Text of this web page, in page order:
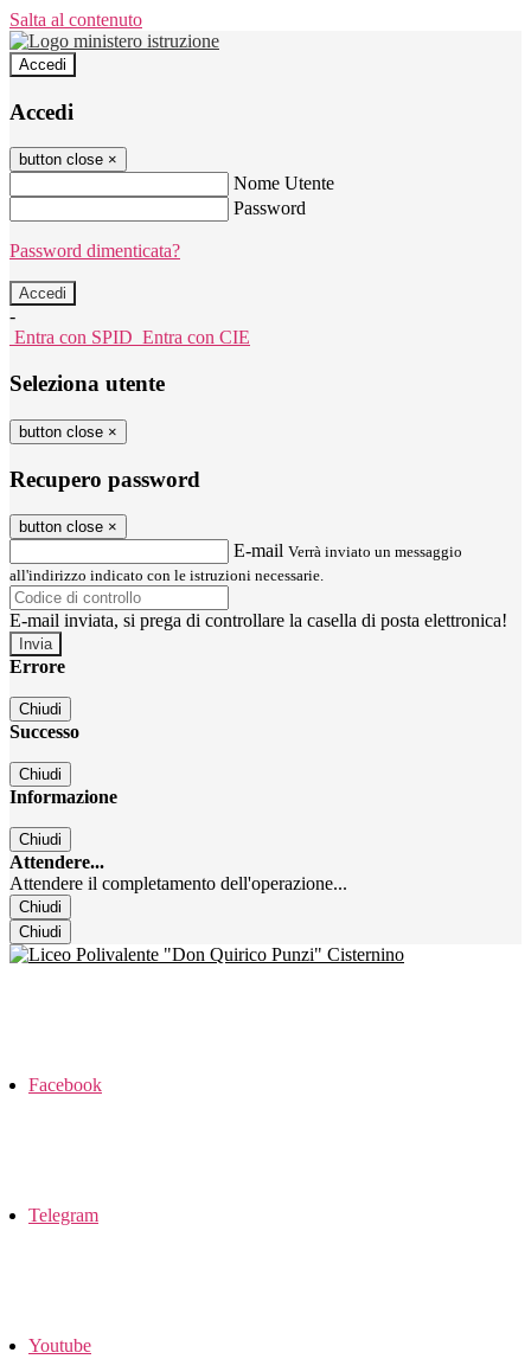
Salta al contenuto
Accedi
Accedi
button close ×
Nome Utente
Password
Password dimenticata?
-
Entra con SPID Entra con CIE
Seleziona utente
button close ×
Recupero password
button close ×
E-mail Verrà inviato un messaggio
all'indirizzo indicato con le istruzioni necessarie.
E-mail inviata, si prega di controllare la casella di posta elettronica!
Errore
Chiudi
Successo
Chiudi
Informazione
Chiudi
Attendere...
Attendere il completamento dell'operazione...
Chiudi
Chiudi
Facebook
Telegram
Youtube